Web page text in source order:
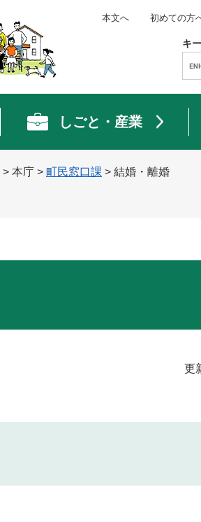
本文へ 初めての方
キ
しごと・産業
> 本庁 > 町民窓口課 > 結婚・離婚
更